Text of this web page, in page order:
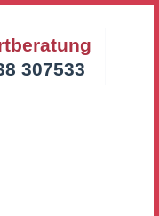
307533